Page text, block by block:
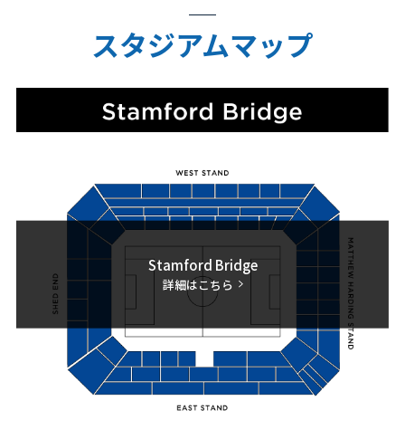
スタジアムマップ
Stamford Bridge
詳細はこちら